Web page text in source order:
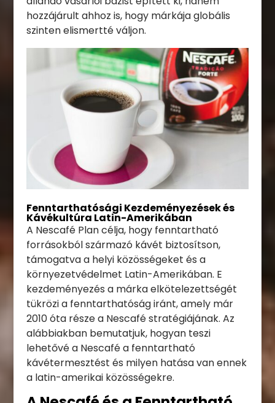
hozzájárult ahhoz is, hogy márkája globális
szinten elismertté váljon.
Fenntarthatósági Kezdeményezések és
Kávékultúra Latin-Amerikában
A Nescafé Plan célja, hogy fenntartható
forrásokból származó kávét biztosítson,
támogatva a helyi közösségeket és a
környezetvédelmet Latin-Amerikában. E
kezdeményezés a márka elkötelezettségét
tükrözi a fenntarthatóság iránt, amely már
2010 óta része a Nescafé stratégiájának. Az
alábbiakban bemutatjuk, hogyan teszi
lehetővé a Nescafé a fenntartható
kávétermesztést és milyen hatása van ennek
a latin-amerikai közösségekre.